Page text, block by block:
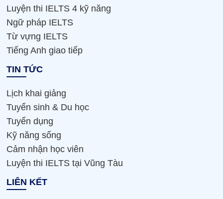
Luyện thi IELTS 4 kỹ năng
Ngữ pháp IELTS
Từ vựng IELTS
Tiếng Anh giao tiếp
TIN TỨC
Lịch khai giảng
Tuyển sinh & Du học
Tuyển dụng
Kỹ năng sống
Cảm nhận học viên
Luyện thi IELTS tại Vũng Tàu
LIÊN KẾT